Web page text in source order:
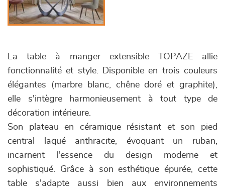
La table à manger extensible TOPAZE allie
fonctionnalité et style. Disponible en trois couleurs
élégantes (marbre blanc, chêne doré et graphite),
elle s'intègre harmonieusement à tout type de
décoration intérieure.
Son plateau en céramique résistant et son pied
central laqué anthracite, évoquant un ruban,
incarnent l'essence du design moderne et
sophistiqué. Grâce à son esthétique épurée, cette
table s'adapte aussi bien aux environnements